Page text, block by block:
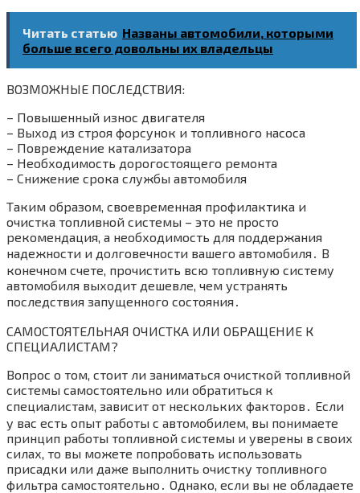
Читать статью Названы автомобили, которыми
больше всего довольны их владельцы
ВОЗМОЖНЫЕ ПОСЛЕДСТВИЯ:
– Повышенный износ двигателя
– Выход из строя форсунок и топливного насоса
– Повреждение катализатора
– Необходимость дорогостоящего ремонта
– Снижение срока службы автомобиля
Таким образом, своевременная профилактика и
очистка топливной системы – это не просто
рекомендация, а необходимость для поддержания
надежности и долговечности вашего автомобиля․ В
конечном счете, прочистить всю топливную систему
автомобиля выходит дешевле, чем устранять
последствия запущенного состояния․
САМОСТОЯТЕЛЬНАЯ ОЧИСТКА ИЛИ ОБРАЩЕНИЕ К
СПЕЦИАЛИСТАМ?
Вопрос о том, стоит ли заниматься очисткой топливной
системы самостоятельно или обратиться к
специалистам, зависит от нескольких факторов․ Если
у вас есть опыт работы с автомобилем, вы понимаете
принцип работы топливной системы и уверены в своих
силах, то вы можете попробовать использовать
присадки или даже выполнить очистку топливного
фильтра самостоятельно․ Однако, если вы не обладаете